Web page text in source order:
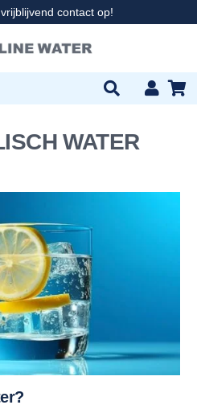
contact op!
WATER